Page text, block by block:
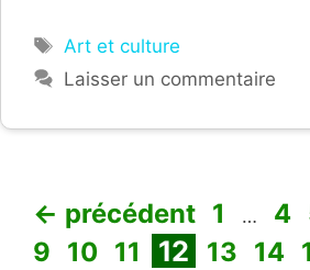
Étiquettes
Art et culture
Laisser un commentaire
← précédent Page
1 … 4
9 Page
10 Page
11 Page
12 Page
13 14